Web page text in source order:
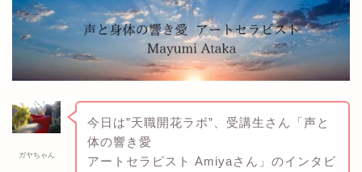
ガヤちゃん
今日は”天職開花ラボ”、受講生さん「声と
体の響き愛
アートセラピスト Amiyaさん」のインタビ